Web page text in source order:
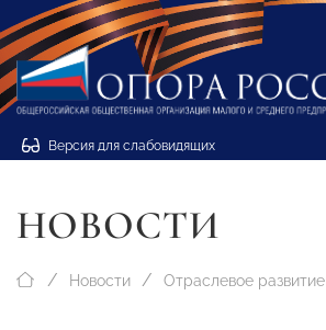
Версия для слабовидящих
НОВОСТИ
Новости Отраслевое развитие